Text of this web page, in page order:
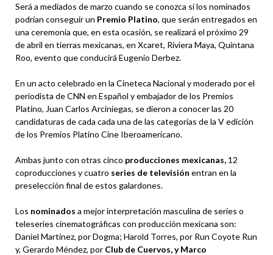
Será a mediados de marzo cuando se conozca si los nominados
podrían conseguir un Premio Platino, que serán entregados en
una ceremonia que, en esta ocasión, se realizará el próximo 29
de abril en tierras mexicanas, en Xcaret, Riviera Maya, Quintana
Roo, evento que conducirá Eugenio Derbez.
En un acto celebrado en la Cineteca Nacional y moderado por el
periodista de CNN en Español y embajador de los Premios
Platino, Juan Carlos Arciniegas, se dieron a conocer las 20
candidaturas de cada cada una de las categorías de la V edición
de los Premios Platino Cine Iberoamericano.
Ambas junto con otras cinco producciones mexicanas, 12
coproducciones y cuatro series de televisión entran en la
preselección final de estos galardones.
Los nominados a mejor interpretación masculina de series o
teleseries cinematográficas con producción mexicana son:
Daniel Martínez, por Dogma; Harold Torres, por Run Coyote Run
y, Gerardo Méndez, por Club de Cuervos, y Marco